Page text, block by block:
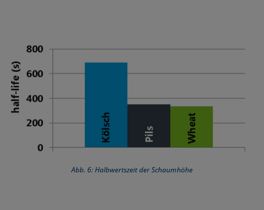
Abb. 6: Halbwertszeit der Schaumhöhe